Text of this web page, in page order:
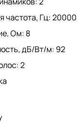
частота, Гц: 20000
Ом: 8
дБ/Вт/м: 92
2